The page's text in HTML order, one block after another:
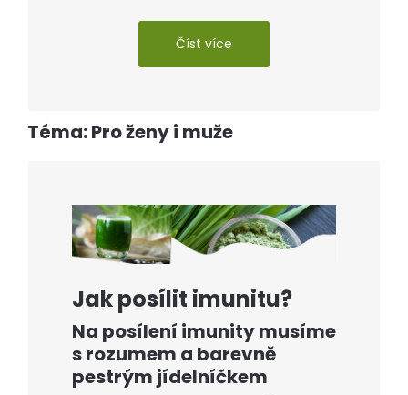
Číst více
Téma: Pro ženy i muže
Jak posílit imunitu?
Na posílení imunity musíme
s rozumem a barevně
pestrým jídelníčkem